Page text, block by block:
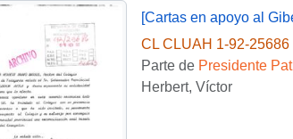
[Cartas en apoyo al
CL CLUAH 1-92-25686
Parte de Presidente
Herbert, Víctor